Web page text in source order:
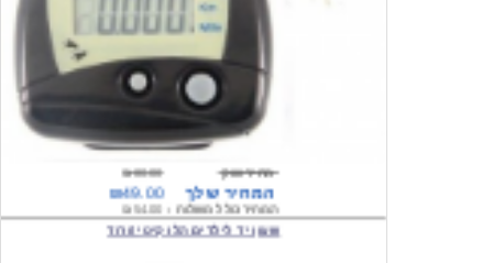
₪80.00 מחיר שוק
₪49.00 המחיר שלך
₪54.00 המחיר כולל משלוח :
שעון יד לילדים הלו קיטי \ורוד